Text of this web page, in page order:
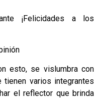
¡Felicidades a los
esto, se vislumbra con
tienen varios integrantes
el reflector que brinda